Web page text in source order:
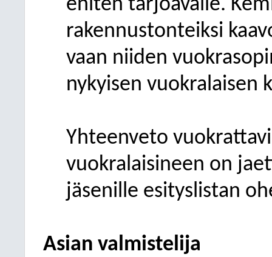
eniten tarjoavalle.
rakennustonteiksi
vaan niiden
nykyisen vuokralaisen
Yhteenveto
vuokralaisineen on
jäsenille esityslistan
Asian valmistelija